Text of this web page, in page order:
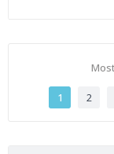
1 2